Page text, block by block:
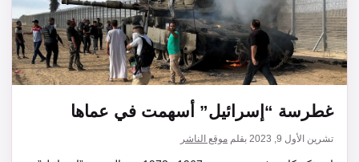
غطرسة “إسرائيل” أسهمت في عماها
تشرين الأول 9, 2023 بقلم موقع الناشر